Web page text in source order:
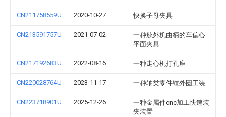
CN211758559U 2020-10-27 快换子母夹具
CN213591757U 2021-07-02
一种舷外机曲柄的车偏心
平面夹具
CN217192683U 2022-08-16 一种走心机打孔座
CN220028764U 2023-11-17 一种轴类零件镗外圆工装
CN223718901U 2025-12-26
一种金属件cnc加工快速装
夹装置